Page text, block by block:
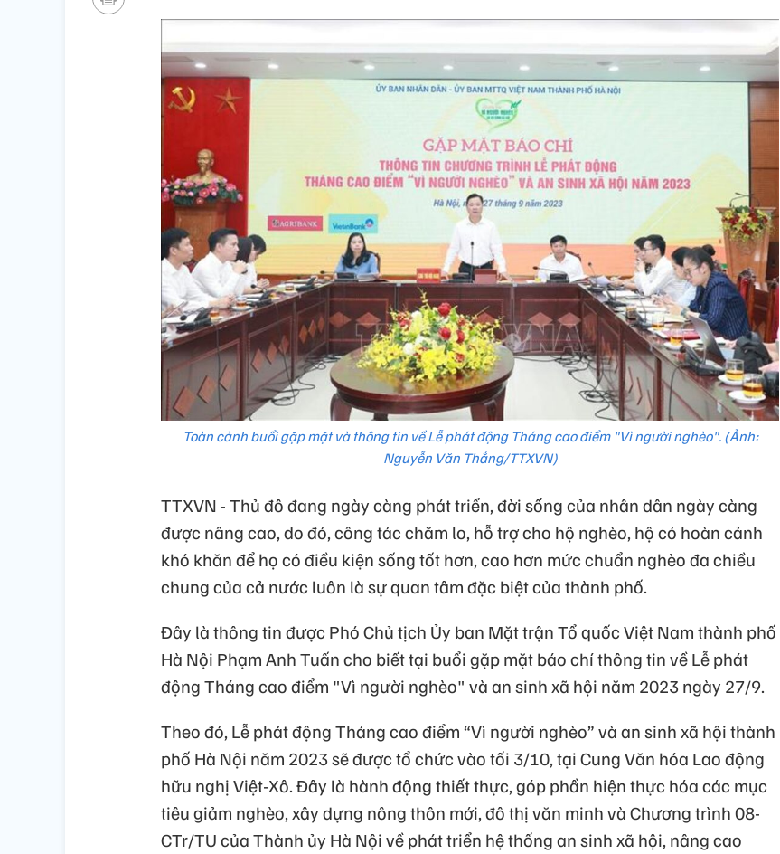
Toàn cảnh buổi gặp mặt và thông tin về Lễ phát động Tháng cao điểm "Vì người nghèo". (Ảnh:
Nguyễn Văn Thắng/TTXVN)
TTXVN - Thủ đô đang ngày càng phát triển, đời sống của nhân dân ngày càng
được nâng cao, do đó, công tác chăm lo, hỗ trợ cho hộ nghèo, hộ có hoàn cảnh
khó khăn để họ có điều kiện sống tốt hơn, cao hơn mức chuẩn nghèo đa chiều
chung của cả nước luôn là sự quan tâm đặc biệt của thành phố.
Đây là thông tin được Phó Chủ tịch Ủy ban Mặt trận Tổ quốc Việt Nam thành phố
Hà Nội Phạm Anh Tuấn cho biết tại buổi gặp mặt báo chí thông tin về Lễ phát
động Tháng cao điểm "Vì người nghèo" và an sinh xã hội năm 2023 ngày 27/9.
Theo đó, Lễ phát động Tháng cao điểm “Vì người nghèo” và an sinh xã hội thành
phố Hà Nội năm 2023 sẽ được tổ chức vào tối 3/10, tại Cung Văn hóa Lao động
hữu nghị Việt-Xô. Đây là hành động thiết thực, góp phần hiện thực hóa các mục
tiêu giảm nghèo, xây dựng nông thôn mới, đô thị văn minh và Chương trình 08-
CTr/TU của Thành ủy Hà Nội về phát triển hệ thống an sinh xã hội, nâng cao